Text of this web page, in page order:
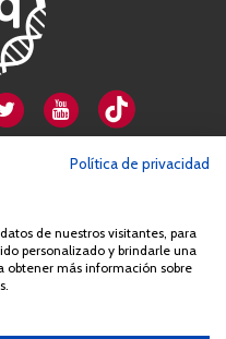
863
Política de privacidad
de nuestros visitantes, para
personalizado y brindarle una
obtener más información sobre